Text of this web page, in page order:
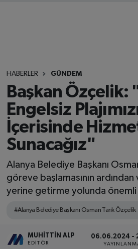
HABERLER GÜNDEM
Başkan Özçelik:
Engelsiz
İçerisinde
Sunacağız"
Alanya Belediye Başkanı
göreve başlamasının
yerine getirme yolunda önemli
#Alanya Belediye Başkanı Osman Tarık Özçelik
MUHITTIN ALP
EDITÖR
06.06.2024 -